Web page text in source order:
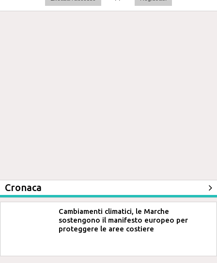
Cronaca
Cambiamenti climatici, le Marche
sostengono il manifesto europeo per
proteggere le aree costiere